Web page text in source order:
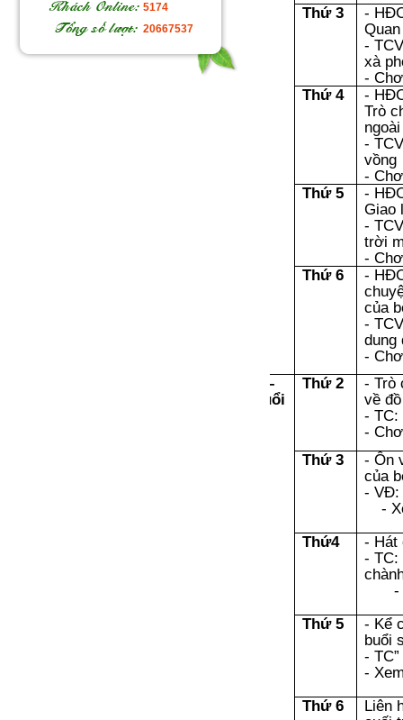
5174
20667537
Thứ 3
-
-
xà
-
Thứ 4
-
Trò
-
vồng
-
Thứ 5
-
Giao
-
trời
-
Thứ 6
-
của
-
dung
-
Chơi –
tập buổi
Thứ 2
- Trò
về
- TC:
-
Thứ 3
- Ôn
của
- VĐ:
-
Thứ4
- Hát
- TC:
-
Thứ 5
- Kể
buổi
-
-
Thứ 6
Liên